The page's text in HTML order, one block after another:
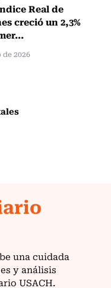
Real de
creció un 2,3%
2026